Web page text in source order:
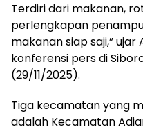
Terdiri dari makanan,
perlengkapan
makanan siap saji,” ujar
konferensi pers di
(29/11/2025).
Tiga kecamatan yang
adalah Kecamatan